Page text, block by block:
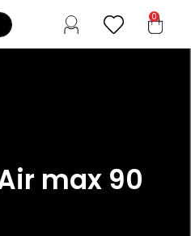
0
max 90